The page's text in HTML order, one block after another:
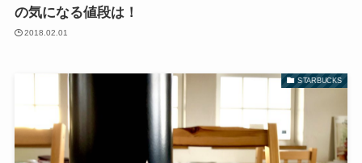
の気になる値段は！
2018.02.01
STARBUCKS